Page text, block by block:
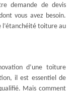
demande de devis
vous avez besoin.
l’étanchéité toiture au
d’une toiture
il est essentiel de
Mais comment